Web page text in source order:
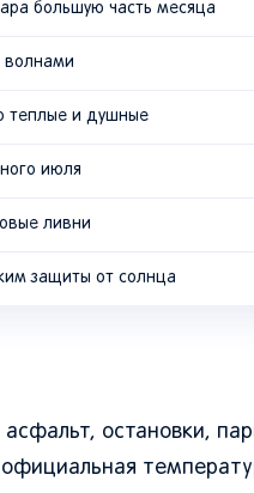
большую часть месяца
волнами
теплые и душные
июля
ливни
защиты от солнца
остановки,